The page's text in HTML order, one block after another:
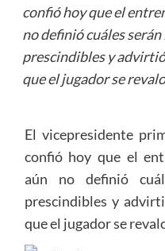
confió hoy que el
no definió cuáles
prescindibles y
que el jugador se
El vicepresidente
confió hoy que el
aún no definió
prescindibles y
que el jugador se